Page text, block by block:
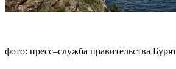
фото: пресс–служба правительства